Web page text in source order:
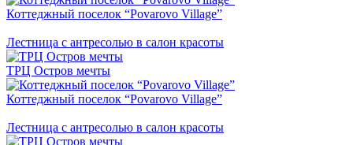
Коттеджный поселок “Povarovo Village”
Лестница с антресолью в салон красоты
ТРЦ Остров мечты
Коттеджный поселок “Povarovo Village”
Лестница с антресолью в салон красоты